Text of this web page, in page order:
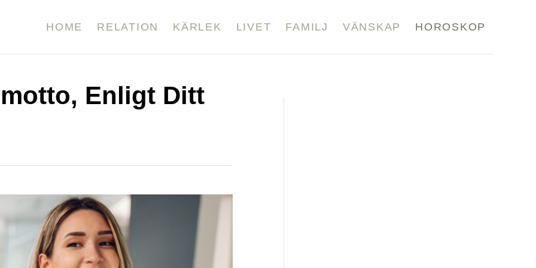
HOME RELATION KÄRLEK LIVET FAMILJ VÄNSKAP HOROSKOP
Enligt Ditt